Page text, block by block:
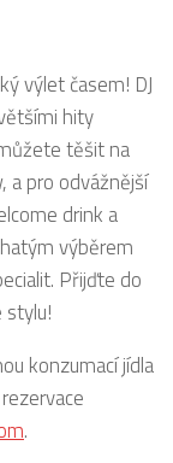
výlet časem! DJ
hity
těšit na
a pro odvážnější
drink a
výběrem
Přijďte do
stylu!
konzumací jídla
.